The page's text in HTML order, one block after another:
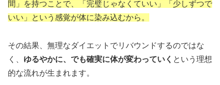
間」を持つことで、「完璧じゃなくていい」「少しずつで
いい」という感覚が体に染み込むから。
その結果、無理なダイエットでリバウンドするのではな
く、 ゆるやかに、でも確実に体が変わっていく という理想
的な流れが生まれます。